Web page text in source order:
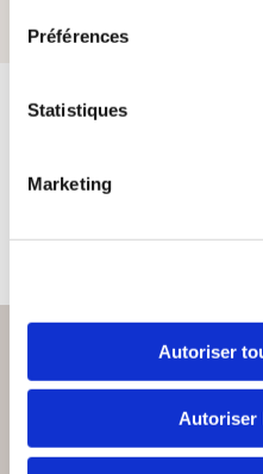
Préférences
Statistiques
Marketing
Autoriser
Autoriser